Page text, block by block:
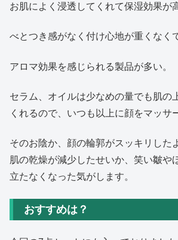
お肌によく浸透してくれて保湿効果が
べとつき感がなく付け心地が重くなく
アロマ効果を感じられる製品が多い。
セラム、オイルは少なめの量でも肌の
くれるので、いつも以上に顔をマッサ
そのお陰か、顔の輪郭がスッキリした
肌の乾燥が減少したせいか、笑い皺や
立たなくなった気がします。
おすすめは？